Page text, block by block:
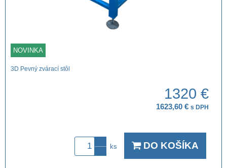
NOVINKA
3D Pevný zvárací stôl
1320 €
1623,60 € s DPH
ks DO KOŠÍKA